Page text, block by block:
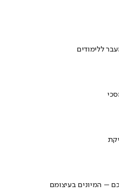
ללימודים
– המיונים בעיצומם